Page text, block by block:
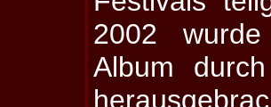
2002
Album